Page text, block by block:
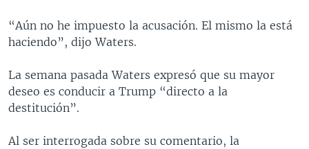
“Aún no he impuesto la acusación. El mismo la está
haciendo”, dijo Waters.
La semana pasada Waters expresó que su mayor
deseo es conducir a Trump “directo a la
destitución”.
Al ser interrogada sobre su comentario, la